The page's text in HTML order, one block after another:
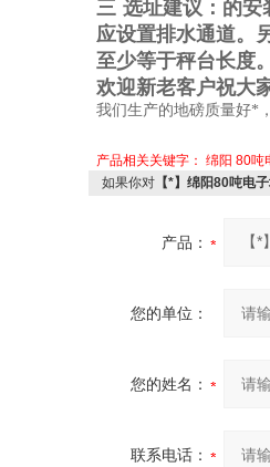
三 选址建议：的安
应设置排水通道。
至少等于秤台长度
欢迎新老客户祝大
我们生产的地磅质量好*
产品相关关键字： 绵阳 80吨
如果你对 【*】绵阳80吨电
产品：
您的单位：
您的姓名：
联系电话：